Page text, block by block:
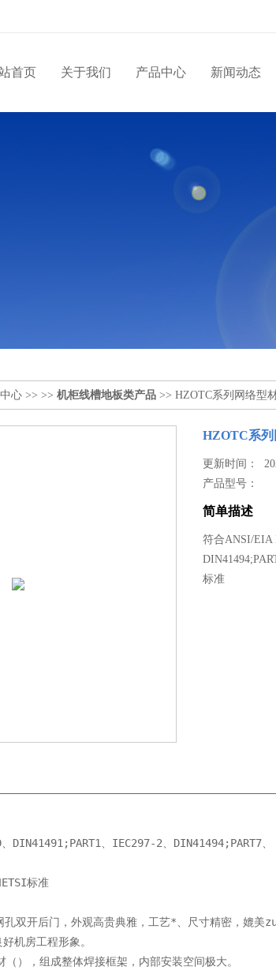
首页 关于我们 产品中心 新闻动态
心 >> >> 机柜线槽地板类产品 >> HZOTC系列网络型
HZOTC系
更新时间：
产品型号：
简单描述
符合ANSI/EIA
标准
、IEC297-2、DIN41494;PART7、
标准
双开后门，外观高贵典雅，工艺*、尺寸精密，媲美
机房工程形象。
），组成整体焊接框架，内部安装空间极大。